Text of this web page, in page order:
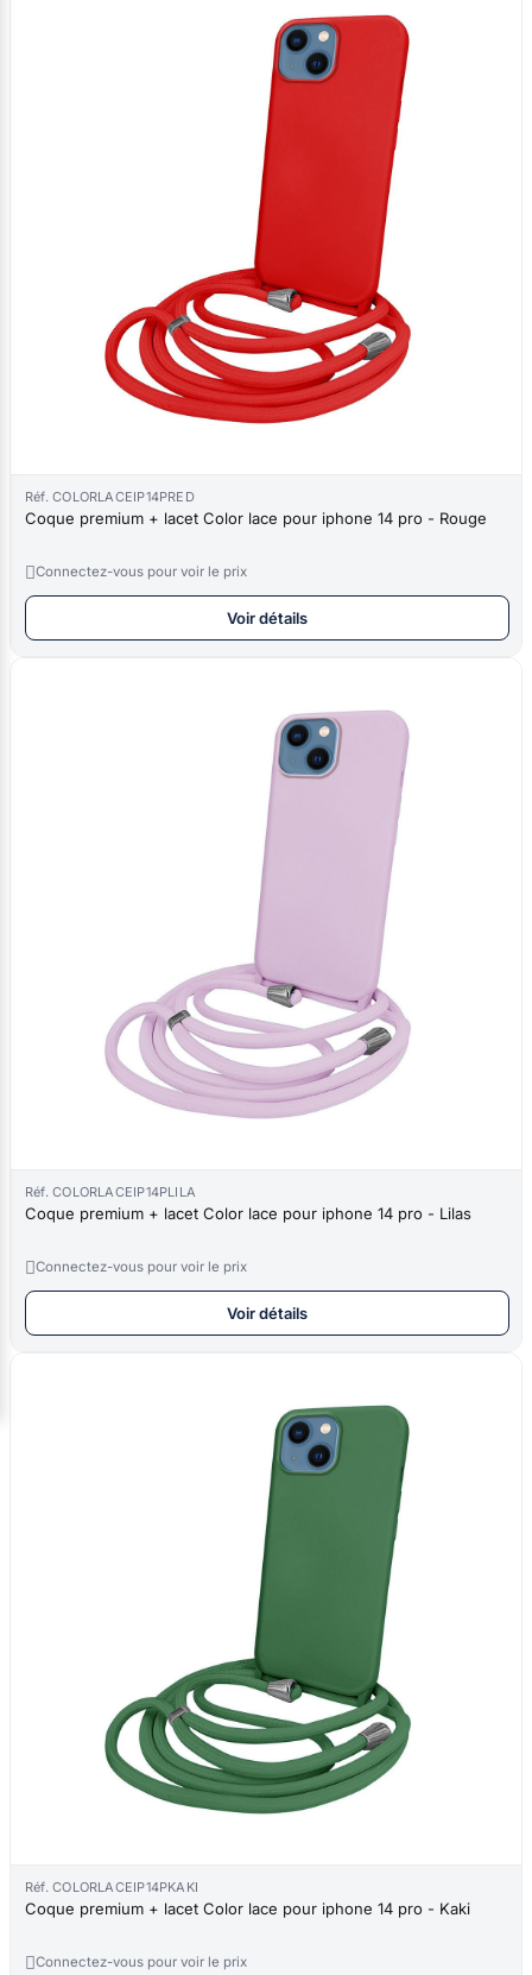
Réf. COLORLACEIP14PRED
Coque premium + lacet Color lace pour iphone 14 pro - Rouge
Connectez-vous pour voir le prix
Voir détails
Réf. COLORLACEIP14PLILA
Coque premium + lacet Color lace pour iphone 14 pro - Lilas
Connectez-vous pour voir le prix
Voir détails
Réf. COLORLACEIP14PKAKI
Coque premium + lacet Color lace pour iphone 14 pro - Kaki
Connectez-vous pour voir le prix